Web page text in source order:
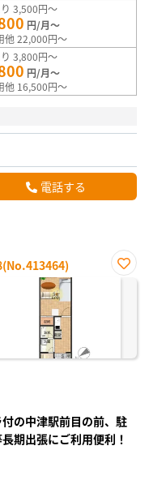
3,500円～
円/月～
他 22,000円～
3,800円～
円/月～
他 16,500円～
電話する
お気
の中津駅前目の前、駐
期出張にご利用便利！